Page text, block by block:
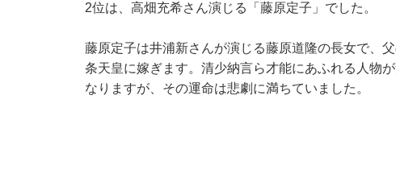
2位は、高畑充希さん演じる「藤原定子」でした。
藤原定子は井浦新さんが演じる藤原道隆の長女で、
条天皇に嫁ぎます。清少納言ら才能にあふれる人物
なりますが、その運命は悲劇に満ちていました。